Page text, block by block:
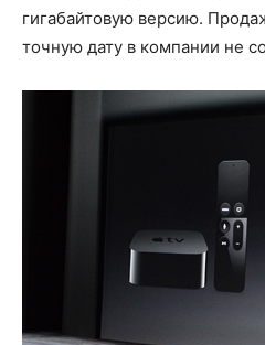
гигабайтовую версию.
точную дату в компании не